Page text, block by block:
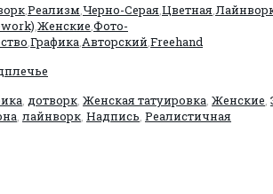
,Реализм,Черно-Серая,Цветная,
,Женские,Фото-
,Графика,Авторский,Freehand
, дотворк, Женская татуировка, Женские,
, лайнворк, Надпись, Реалистичная